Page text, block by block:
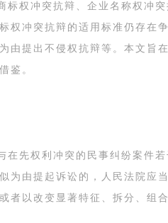
权冲突抗辩、企业名称权冲
权冲突抗辩的适用标准仍存
由提出不侵权抗辩等。本文旨
鉴。
在先权利冲突的民事纠纷案
为由提起诉讼的，人民法院
者以改变显著特征、拆分、